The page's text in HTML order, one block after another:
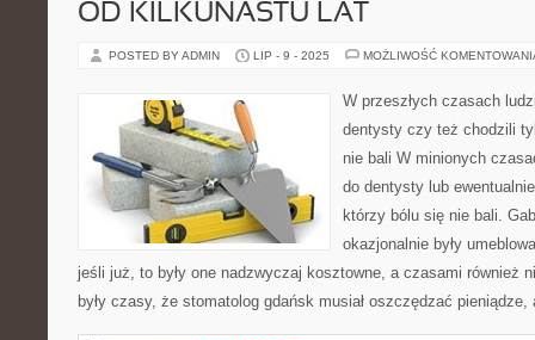
OD KILKUNASTU LAT
POSTED BY ADMIN LIP - 9 - 2025 MOŻLIWOŚĆ
W przeszłych czasach
dentysty czy też chodzili
nie bali W minionych
do dentysty lub
którzy bólu się nie bali.
okazjonalnie były
jeśli już, to były one nadzwyczaj kosztowne, a czasami również
były czasy, że stomatolog gdańsk musiał oszczędzać